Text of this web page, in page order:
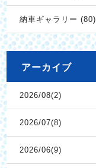
納車ギャラリー (80)
アーカイブ
2026/08(2)
2026/07(8)
2026/06(9)